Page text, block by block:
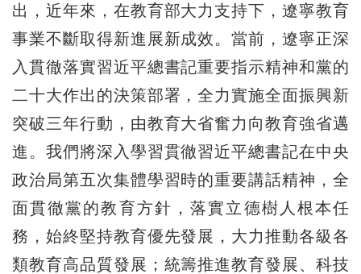
出，近年來，在教育部大力支持下，遼寧教育
事業不斷取得新進展新成效。當前，遼寧正深
入貫徹落實習近平總書記重要指示精神和黨的
二十大作出的決策部署，全力實施全面振興新
突破三年行動，由教育大省奮力向教育強省邁
進。我們將深入學習貫徹習近平總書記在中央
政治局第五次集體學習時的重要講話精神，全
面貫徹黨的教育方針，落實立德樹人根本任
務，始終堅持教育優先發展，大力推動各級各
類教育高品質發展；統籌推進教育發展、科技